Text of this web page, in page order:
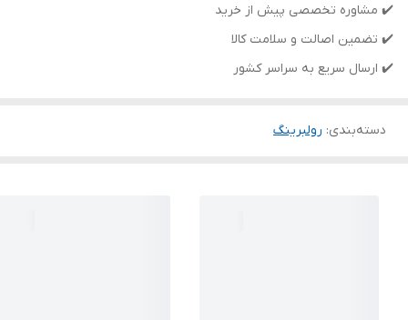
✔️ مشاوره تخصصی پیش از خرید
✔️ تضمین اصالت و سلامت کالا
✔️ ارسال سریع به سراسر کشور
دسته‌بندی: رولبرینگ